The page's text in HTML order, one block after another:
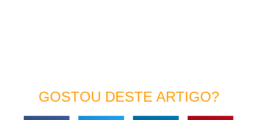
GOSTOU DESTE ARTIGO?